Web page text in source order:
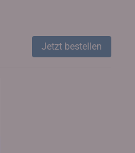
Jetzt bestellen